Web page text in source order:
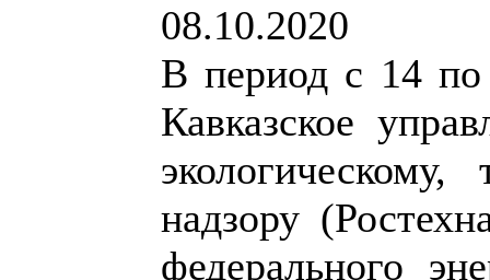
08.10.2020
В период с 14 по
Кавказское
надзору
федерального